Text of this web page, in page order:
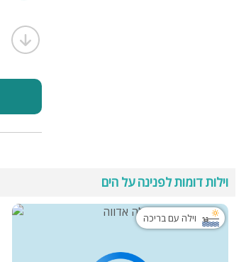
וילות דומות לפנינה על הים
וילה עם בריכה